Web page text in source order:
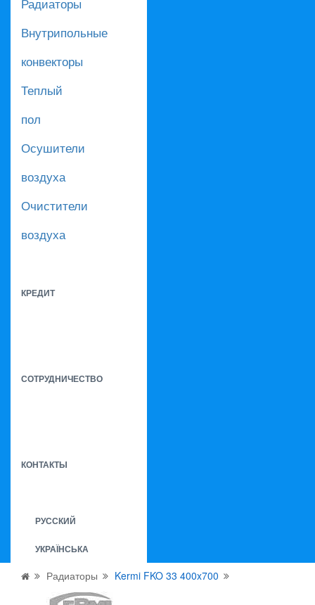
Внутрипольные
конвекторы
Теплый
пол
Осушители
воздуха
Очистители
воздуха
КРЕДИТ
СОТРУДНИЧЕСТВО
КОНТАКТЫ
РУССКИЙ
УКРАЇНСЬКА
Радиаторы Kermi FKO 33 400x700